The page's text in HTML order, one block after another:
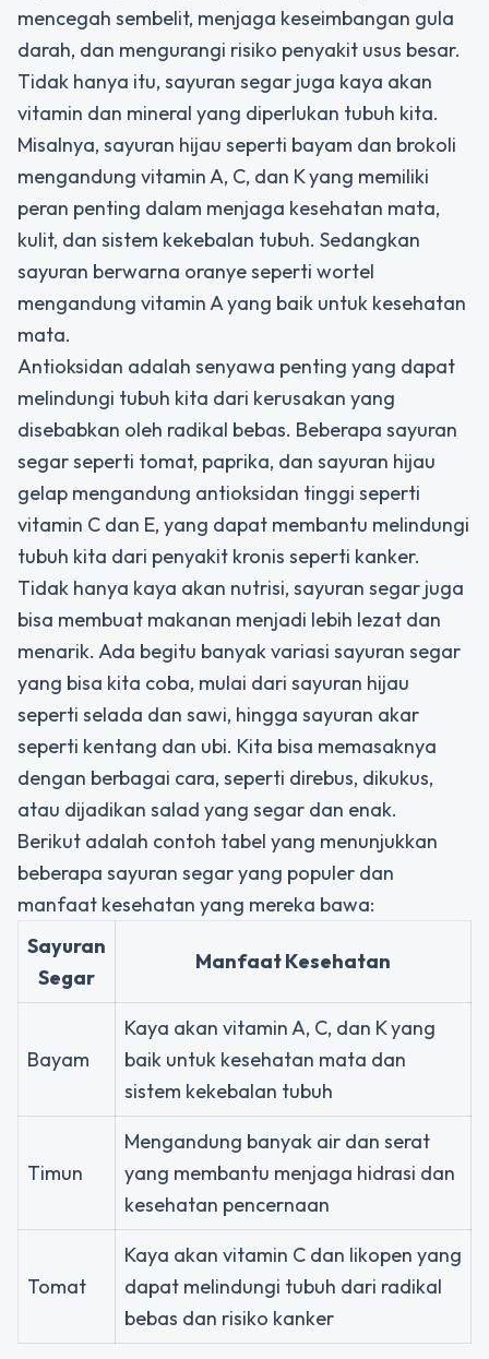
mencegah sembelit, menjaga keseimbangan gula
darah, dan mengurangi risiko penyakit usus besar.
Tidak hanya itu, sayuran segar juga kaya akan
vitamin dan mineral yang diperlukan tubuh kita.
Misalnya, sayuran hijau seperti bayam dan brokoli
mengandung vitamin A, C, dan K yang memiliki
peran penting dalam menjaga kesehatan mata,
kulit, dan sistem kekebalan tubuh. Sedangkan
sayuran berwarna oranye seperti wortel
mengandung vitamin A yang baik untuk kesehatan
mata.
Antioksidan adalah senyawa penting yang dapat
melindungi tubuh kita dari kerusakan yang
disebabkan oleh radikal bebas. Beberapa sayuran
segar seperti tomat, paprika, dan sayuran hijau
gelap mengandung antioksidan tinggi seperti
vitamin C dan E, yang dapat membantu melindungi
tubuh kita dari penyakit kronis seperti kanker.
Tidak hanya kaya akan nutrisi, sayuran segar juga
bisa membuat makanan menjadi lebih lezat dan
menarik. Ada begitu banyak variasi sayuran segar
yang bisa kita coba, mulai dari sayuran hijau
seperti selada dan sawi, hingga sayuran akar
seperti kentang dan ubi. Kita bisa memasaknya
dengan berbagai cara, seperti direbus, dikukus,
atau dijadikan salad yang segar dan enak.
Berikut adalah contoh tabel yang menunjukkan
beberapa sayuran segar yang populer dan
manfaat kesehatan yang mereka bawa:
Sayuran
Segar
Manfaat Kesehatan
Bayam
Kaya akan vitamin A, C, dan K yang
baik untuk kesehatan mata dan
sistem kekebalan tubuh
Timun
Mengandung banyak air dan serat
yang membantu menjaga hidrasi dan
kesehatan pencernaan
Tomat
Kaya akan vitamin C dan likopen yang
dapat melindungi tubuh dari radikal
bebas dan risiko kanker